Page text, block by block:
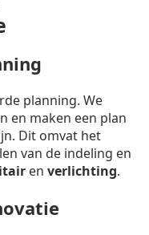
planning. We
en maken een plan
Dit omvat het
van de indeling en
en verlichting.